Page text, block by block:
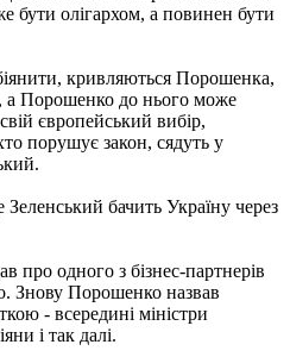
бути олігархом, а повинен бути
кривляються Порошенка,
а Порошенко до нього може
європейський вибір,
порушує закон, сядуть у
бачить Україну через
про одного з бізнес-партнерів
Знову Порошенко назвав
- всередині міністри
і так далі.